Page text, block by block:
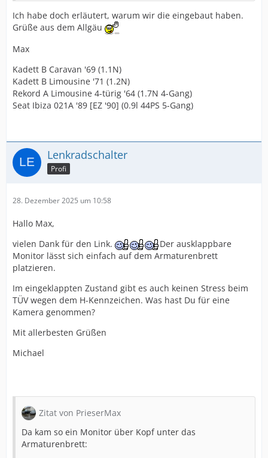
Ich habe doch erläutert, warum wir die eingebaut haben.
Grüße aus dem Allgäu
Max
Kadett B Caravan '69 (1.1N)
Kadett B Limousine '71 (1.2N)
Rekord A Limousine 4-türig '64 (1.7N 4-Gang)
Seat Ibiza 021A '89 [EZ '90] (0.9l 44PS 5-Gang)
Lenkradschalter
Profi
28. Dezember 2025 um 10:58
Hallo Max,
vielen Dank für den Link.
Der ausklappbare
Monitor lässt sich einfach auf dem Armaturenbrett
platzieren.
Im eingeklappten Zustand gibt es auch keinen Stress beim
TÜV wegen dem H-Kennzeichen. Was hast Du für eine
Kamera genommen?
Mit allerbesten Grüßen
Michael
Zitat von PrieserMax
Da kam so ein Monitor über Kopf unter das
Armaturenbrett: